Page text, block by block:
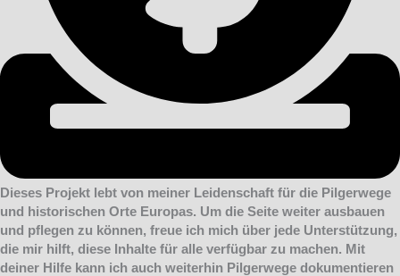
Dieses Projekt lebt von meiner Leidenschaft für die Pilgerwege
und historischen Orte Europas. Um die Seite weiter ausbauen
und pflegen zu können, freue ich mich über jede Unterstützung,
die mir hilft, diese Inhalte für alle verfügbar zu machen. Mit
deiner Hilfe kann ich auch weiterhin Pilgerwege dokumentieren